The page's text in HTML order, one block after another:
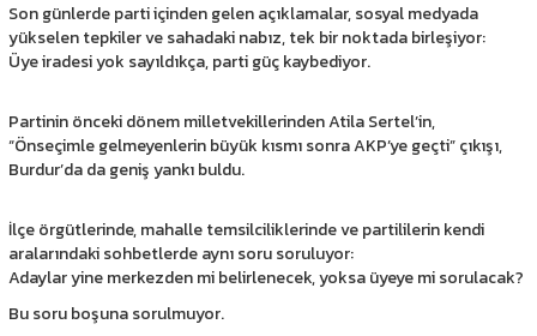
Son günlerde parti içinden gelen açıklamalar, sosyal medyada
yükselen tepkiler ve sahadaki nabız, tek bir noktada birleşiyor:
Üye iradesi yok sayıldıkça, parti güç kaybediyor.
Partinin önceki dönem milletvekillerinden Atila Sertel’in,
“Önseçimle gelmeyenlerin büyük kısmı sonra AKP’ye geçti” çıkışı,
Burdur’da da geniş yankı buldu.
İlçe örgütlerinde, mahalle temsilciliklerinde ve partililerin kendi
aralarındaki sohbetlerde aynı soru soruluyor:
Adaylar yine merkezden mi belirlenecek, yoksa üyeye mi sorulacak?
Bu soru boşuna sorulmuyor.